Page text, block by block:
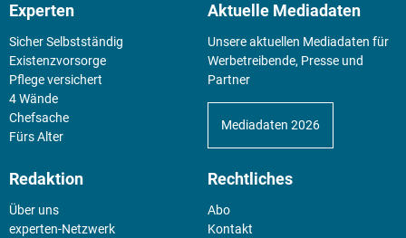
Experten
Sicher Selbstständig
Existenz­vorsorge
Pflege versichert
4 Wände
Chefsache
Fürs Alter
Aktuelle Mediadaten
Unsere aktuellen Mediadaten für
Werbetreibende, Presse und
Partner
Mediadaten 2026
Redaktion
Über uns
experten-Netzwerk
Rechtliches
Abo
Kontakt